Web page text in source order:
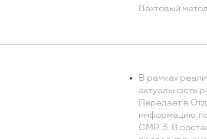
Вахтовый
В рамках
актуальность
Передает в
информацию,
СМР. 3. В